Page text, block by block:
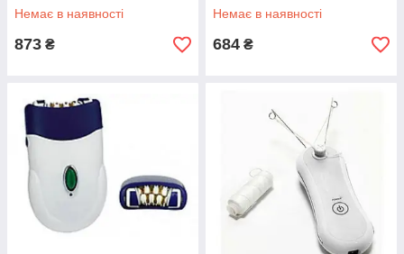
Немає в наявності
873 ₴
Немає в наявності
684 ₴